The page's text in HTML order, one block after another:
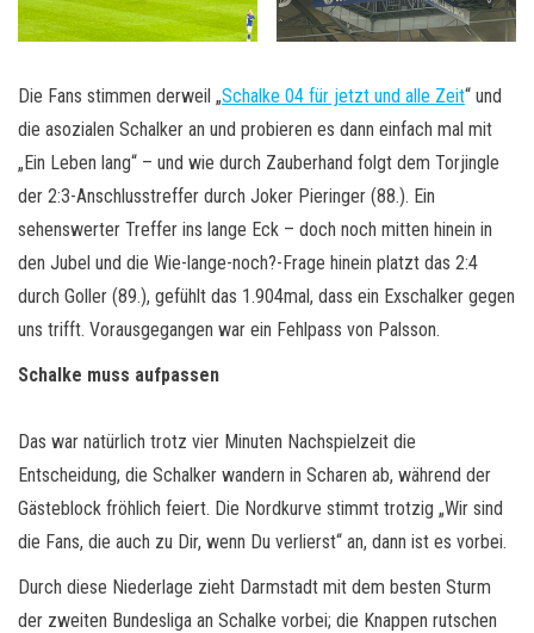
Die Fans stimmen derweil „Schalke 04 für jetzt und alle Zeit“ und
die asozialen Schalker an und probieren es dann einfach mal mit
„Ein Leben lang“ – und wie durch Zauberhand folgt dem Torjingle
der 2:3-Anschlusstreffer durch Joker Pieringer (88.). Ein
sehenswerter Treffer ins lange Eck – doch noch mitten hinein in
den Jubel und die Wie-lange-noch?-Frage hinein platzt das 2:4
durch Goller (89.), gefühlt das 1.904mal, dass ein Exschalker gegen
uns trifft. Vorausgegangen war ein Fehlpass von Palsson.
Schalke muss aufpassen
Das war natürlich trotz vier Minuten Nachspielzeit die
Entscheidung, die Schalker wandern in Scharen ab, während der
Gästeblock fröhlich feiert. Die Nordkurve stimmt trotzig „Wir sind
die Fans, die auch zu Dir, wenn Du verlierst“ an, dann ist es vorbei.
Durch diese Niederlage zieht Darmstadt mit dem besten Sturm
der zweiten Bundesliga an Schalke vorbei; die Knappen rutschen